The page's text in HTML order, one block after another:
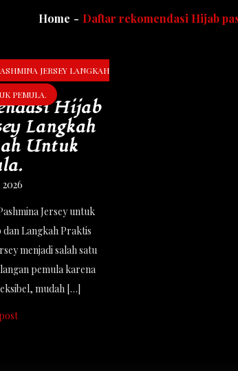
Home Daftar rekomendasi Hijab
JERSEY LANGKAH
PEMULA.
Hijab
Langkah
Untuk
Jersey untuk
dan Langkah Praktis
menjadi salah satu
pemula karena
mudah […]